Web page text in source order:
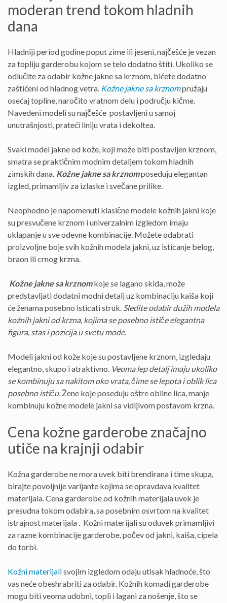
moderan trend tokom hladnih
dana
Hladniji period godine poput zime ili jeseni, najčešće je vezan
za topliju garderobu kojom se telo dodatno štiti. Ukoliko se
odlučite za odabir kožne jakne sa krznom, bićete dodatno
zaštićeni od hladnog vetra. Kožne jakne sa krznompružaju
osećaj topline, naročito vratnom delu i području kičme.
Navedeni modeli su najčešće postavljeni u samoj
unutrašnjosti, prateći liniju vrata i dekoltea.
Svaki model jakne od kože, koji može biti postavljen krznom,
smatra se praktičnim modnim detaljem tokom hladnih
zimskih dana. Kožne jakne sa krznomposeduju elegantan
izgled, primamljiv za izlaske i svečane prilike.
Neophodno je napomenuti klasične modele kožnih jakni koje
su presvučene krznom i univerzalnim izgledom imaju
uklapanje u sve odevne kombinacije. Možete odabrati
proizvoljne boje svih kožnih modela jakni, uz isticanje belog,
braon ili crnog krzna.
Kožne jakne sa krznomkoje se lagano skida, može
predstavljati dodatni modni detalj uz kombinaciju kaiša koji
će ženama posebno isticati struk. Sledite odabir dužih modela
kožnih jakni od krzna, kojima se posebno ističe elegantna
figura, stas i pozicija u svetu mode.
Modeli jakni od kože koje su postavljene krznom, izgledaju
elegantno, skupo i atraktivno. Veoma lep detalj imaju ukoliko
se kombinuju sa nakitom oko vrata, čime se lepota i oblik lica
posebno ističu. Žene koje poseduju oštre obline lica, manje
kombinuju kožne modele jakni sa vidljivom postavom krzna.
Cena kožne garderobe značajno
utiče na krajnji odabir
Kožna garderobe ne mora uvek biti brendirana i time skupa,
birajte povoljnije varijante kojima se opravdava kvalitet
materijala. Cena garderobe od kožnih materijala uvek je
presudna tokom odabira, sa posebnim osvrtom na kvalitet
istrajnost materijala . Kožni materijali su oduvek primamljivi
za razne kombinacije garderobe, počev od jakni, kaiša, cipela
do torbi.
Kožni materijalisvojim izgledom odaju utisak hladnoće, što
vas neće obeshrabriti za odabir. Kožnih komadi garderobe
mogu biti veoma udobni, topli i lagani za nošenje, što se